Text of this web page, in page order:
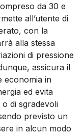
da 30 e
all’utente di
con la
alla stessa
di pressione
assicura il
economia in
ed evita
o di sgradevoli
previsto un
in alcun modo